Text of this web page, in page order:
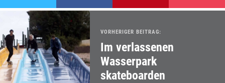
VORHERIGER BEITRAG:
Im verlassenen
Wasserpark
skateboarden